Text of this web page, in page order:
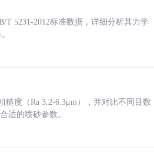
T 5231-2012标准数据，详细分析其力学
度（Ra 3.2-6.3μm），并对比不同目数
适的喷砂参数。